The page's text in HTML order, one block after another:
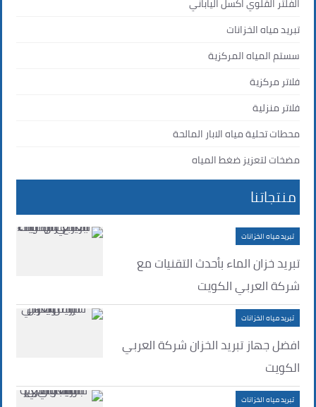
تبريد مياه الخزانات
سستم المياه المركزية
فلاتر مركزية
فلاتر منزلية
محطات تحلية مياه الابار المالحة
مضخات لتعزيز ضغط المياه
منتجاتنا
تبريد مياه الخزانات
تبريد خزان الماء بأحدث التقنيات مع
شركة العربي الكويت
تبريد مياه الخزانات
افضل جهاز تبريد الخزان شركة العربي
الكويت
تبريد مياه الخزانات